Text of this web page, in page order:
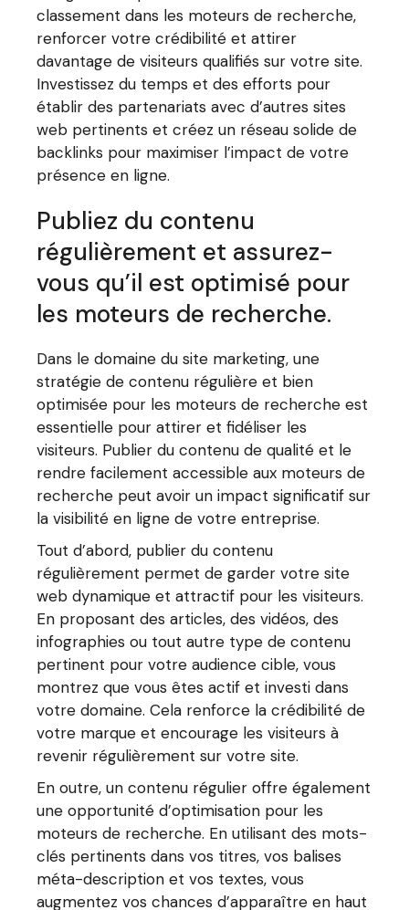
classement dans les moteurs de recherche,
renforcer votre crédibilité et attirer
davantage de visiteurs qualifiés sur votre site.
Investissez du temps et des efforts pour
établir des partenariats avec d’autres sites
web pertinents et créez un réseau solide de
backlinks pour maximiser l’impact de votre
présence en ligne.
Publiez du contenu
régulièrement et assurez-
vous qu’il est optimisé pour
les moteurs de recherche.
Dans le domaine du site marketing, une
stratégie de contenu régulière et bien
optimisée pour les moteurs de recherche est
essentielle pour attirer et fidéliser les
visiteurs. Publier du contenu de qualité et le
rendre facilement accessible aux moteurs de
recherche peut avoir un impact significatif sur
la visibilité en ligne de votre entreprise.
Tout d’abord, publier du contenu
régulièrement permet de garder votre site
web dynamique et attractif pour les visiteurs.
En proposant des articles, des vidéos, des
infographies ou tout autre type de contenu
pertinent pour votre audience cible, vous
montrez que vous êtes actif et investi dans
votre domaine. Cela renforce la crédibilité de
votre marque et encourage les visiteurs à
revenir régulièrement sur votre site.
En outre, un contenu régulier offre également
une opportunité d’optimisation pour les
moteurs de recherche. En utilisant des mots-
clés pertinents dans vos titres, vos balises
méta-description et vos textes, vous
augmentez vos chances d’apparaître en haut